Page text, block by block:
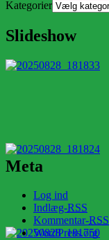
Kategorier
Slideshow
Meta
Log ind
Indlæg-RSS
Kommentar-RSS
WordPress.org